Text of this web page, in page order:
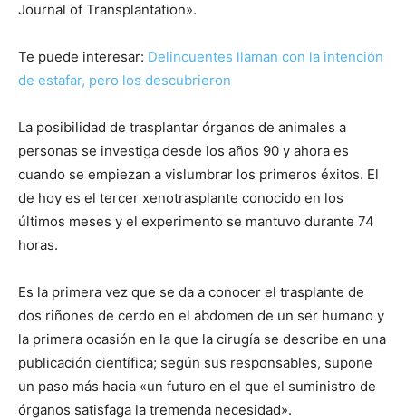
Journal of Transplantation».
Te puede interesar: Delincuentes llaman con la intención
de estafar, pero los descubrieron
La posibilidad de trasplantar órganos de animales a
personas se investiga desde los años 90 y ahora es
cuando se empiezan a vislumbrar los primeros éxitos. El
de hoy es el tercer xenotrasplante conocido en los
últimos meses y el experimento se mantuvo durante 74
horas.
Es la primera vez que se da a conocer el trasplante de
dos riñones de cerdo en el abdomen de un ser humano y
la primera ocasión en la que la cirugía se describe en una
publicación científica; según sus responsables, supone
un paso más hacia «un futuro en el que el suministro de
órganos satisfaga la tremenda necesidad».